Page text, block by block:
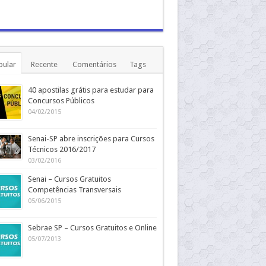
Recente Comentários Tags
40 apostilas grátis para estudar para
Concursos Públicos
04/02/2015
Senai-SP abre inscrições para Cursos
Técnicos 2016/2017
03/02/2016
Senai – Cursos Gratuitos
Competências Transversais
05/06/2015
Sebrae SP – Cursos Gratuitos e Online
05/07/2013